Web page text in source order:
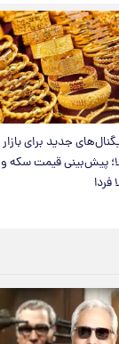
جدید برای بازار
پیش‌بینی قیمت سکه و
فردا